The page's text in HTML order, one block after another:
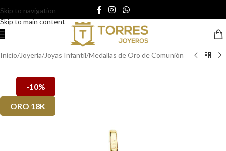
Skip to navigation
Skip to main content
Inicio/Joyería/Joyas Infantil/Medallas de Oro de Comunión
-10%
ORO 18K